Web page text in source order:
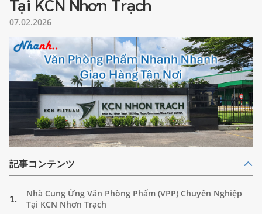
07.02.2026
記事コンテンツ
1.
Nhà Cung Ứng Văn Phòng Phẩm (VPP) Chuyên Nghiệp
Tại KCN Nhơn Trạch